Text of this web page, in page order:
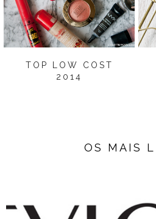
TOP LOW COST
2014
OS MAIS